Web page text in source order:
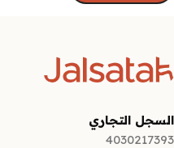
السجل التجاري
4030217393